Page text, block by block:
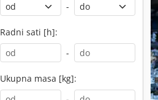
-
Radni sati [h]:
-
Ukupna masa [kg]: